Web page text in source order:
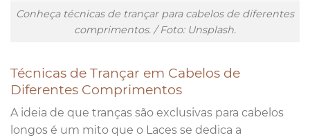
Conheça técnicas de trançar para cabelos de diferentes
comprimentos. / Foto: Unsplash.
Técnicas de Trançar em Cabelos de
Diferentes Comprimentos
A ideia de que tranças são exclusivas para cabelos
longos é um mito que o Laces se dedica a